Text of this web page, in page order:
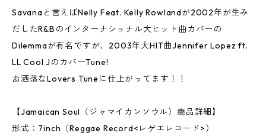
Savanaと言えばNelly Feat. Kelly Rowlandが2002年が生み
だしたR&Bのインターナショナル大ヒット曲カバーの
Dilemmaが有名ですが、2003年大HIT曲Jennifer Lopez ft.
LL Cool JのカバーTune!
お洒落なLovers Tuneに仕上がってます！！
【Jamaican Soul（ジャマイカンソウル）商品詳細】
形式：7inch（Reggae Record<レゲエレコード>）